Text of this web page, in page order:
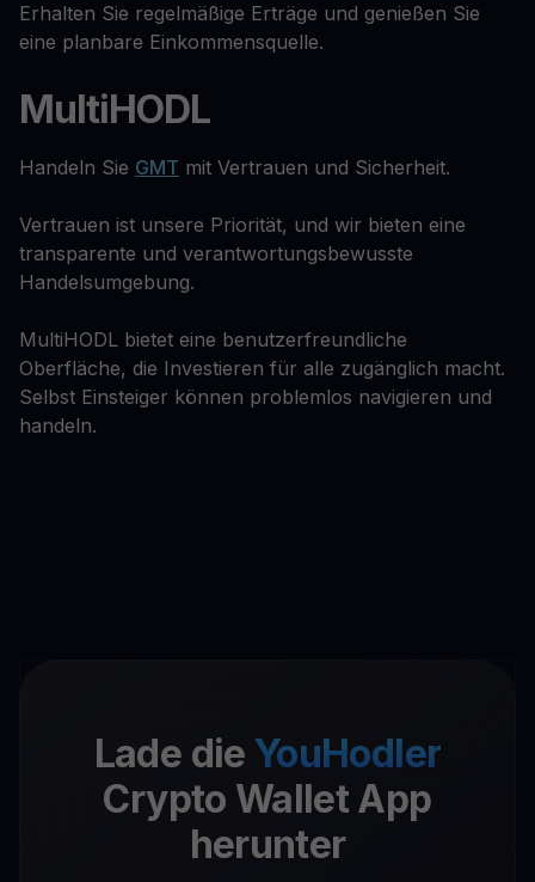
Erhalten Sie regelmäßige Erträge und genießen Sie
eine planbare Einkommensquelle.
MultiHODL
Handeln Sie GMT mit Vertrauen und Sicherheit.
Vertrauen ist unsere Priorität, und wir bieten eine
transparente und verantwortungsbewusste
Handelsumgebung.
MultiHODL bietet eine benutzerfreundliche
Oberfläche, die Investieren für alle zugänglich macht.
Selbst Einsteiger können problemlos navigieren und
handeln.
Lade die YouHodler
Crypto Wallet App
herunter